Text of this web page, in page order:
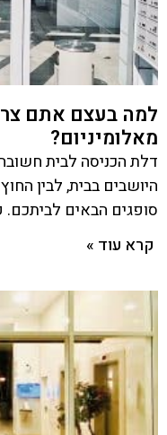
למה בעצם אתם
מאלומיניום?
דלת הכניסה לבית חשובה
היושבים בבית, לבין
סופגים הבאים לביתכם.
קרא עוד »